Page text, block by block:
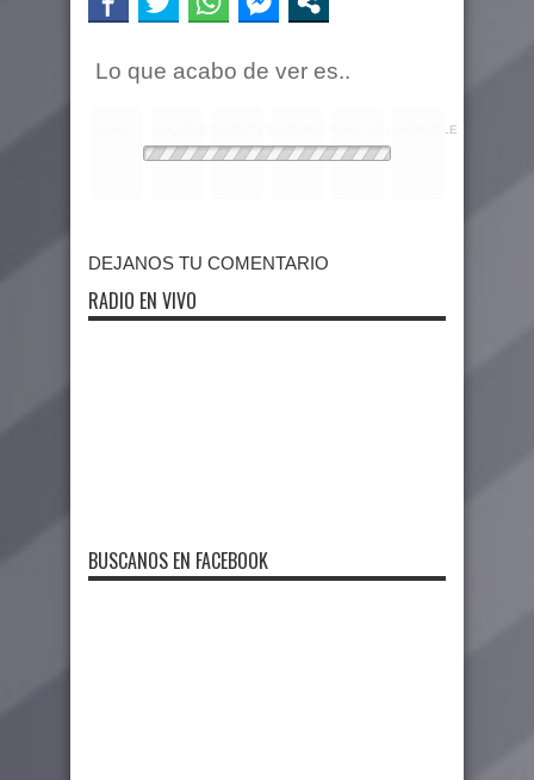
Lo que acabo de ver es..
INCREIBLE
DEJANOS TU COMENTARIO
RADIO EN VIVO
BUSCANOS EN FACEBOOK